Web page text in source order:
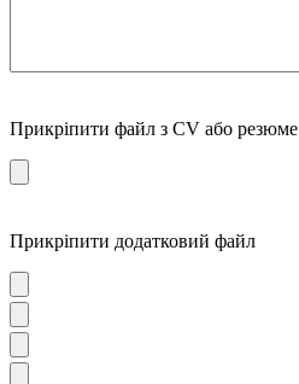
Прикріпити файл з CV або резюме
Прикріпити додатковий файл